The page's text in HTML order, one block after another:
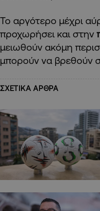
Το αργότερο μέχρι
προχωρήσει και στην
μειωθούν ακόμη
μπορούν να βρεθούν
ΣΧΕΤΙΚΑ ΑΡΘΡΑ